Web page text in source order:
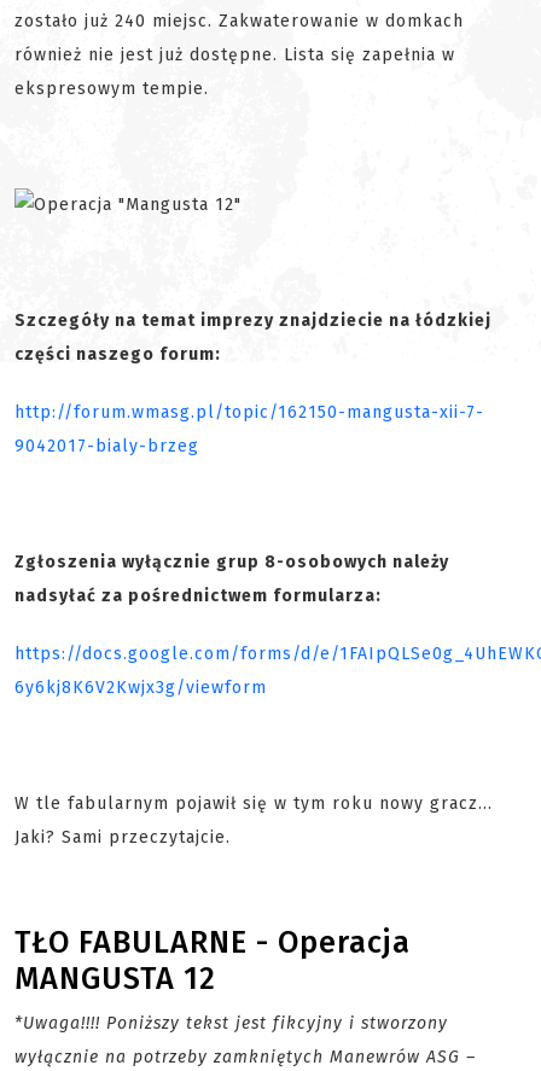
zostało już 240 miejsc. Zakwaterowanie w domkach
również nie jest już dostępne. Lista się zapełnia w
ekspresowym tempie.
Szczegóły na temat imprezy znajdziecie na łódzkiej
części naszego forum:
http://forum.wmasg.pl/topic/162150-mangusta-xii-7-
9042017-bialy-brzeg
Zgłoszenia wyłącznie grup 8-osobowych należy
nadsyłać za pośrednictwem formularza:
https://docs.google.com/forms/d/e/
6y6kj8K6V2Kwjx3g/viewform
W tle fabularnym pojawił się w tym roku nowy gracz...
Jaki? Sami przeczytajcie.
TŁO FABULARNE - Operacja
MANGUSTA 12
*Uwaga!!!! Poniższy tekst jest fikcyjny i stworzony
wyłącznie na potrzeby zamkniętych Manewrów ASG –